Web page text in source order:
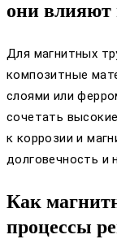
они влияют
Для магнитных
композитные
слоями или
сочетать
к коррозии и
долговечность и
Как
процессы